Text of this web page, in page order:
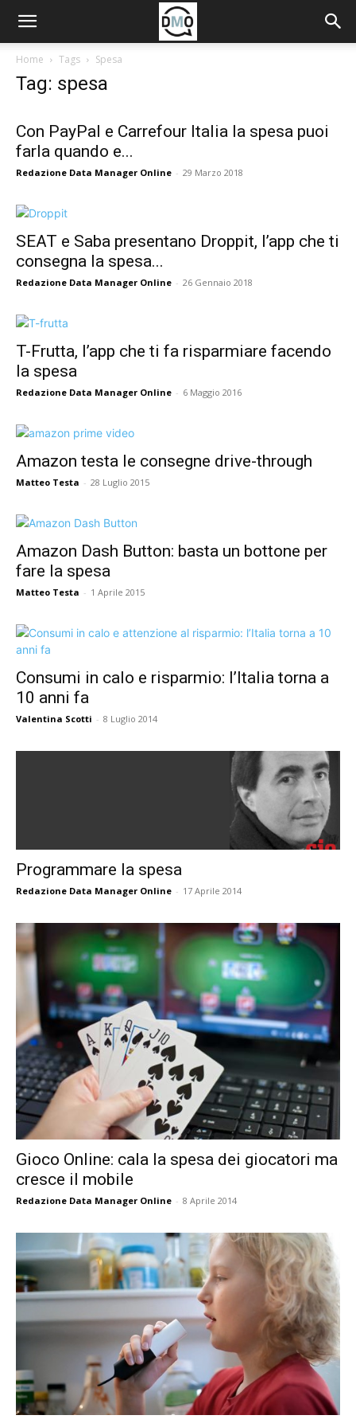
Home Tags Spesa
Tag: spesa
Con PayPal e Carrefour Italia la spesa puoi
farla quando e...
Redazione Data Manager Online - 29 Marzo 2018
SEAT e Saba presentano Droppit, l’app che ti
consegna la spesa...
Redazione Data Manager Online - 26 Gennaio 2018
T-Frutta, l’app che ti fa risparmiare facendo
la spesa
Redazione Data Manager Online - 6 Maggio 2016
Amazon testa le consegne drive-through
Matteo Testa - 28 Luglio 2015
Amazon Dash Button: basta un bottone per
fare la spesa
Matteo Testa - 1 Aprile 2015
Consumi in calo e risparmio: l’Italia torna a
10 anni fa
Valentina Scotti - 8 Luglio 2014
Programmare la spesa
Redazione Data Manager Online - 17 Aprile 2014
Gioco Online: cala la spesa dei giocatori ma
cresce il mobile
Redazione Data Manager Online - 8 Aprile 2014